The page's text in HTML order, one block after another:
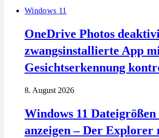
Windows 11
OneDrive Photos
zwangsinstallierte App
Gesichtserkennung
8. August 2026
Windows 11
anzeigen – Der Explorer